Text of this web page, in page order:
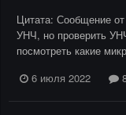
Цитата: Сообщение
УНЧ, но проверить
посмотреть какие
6 июля 2022